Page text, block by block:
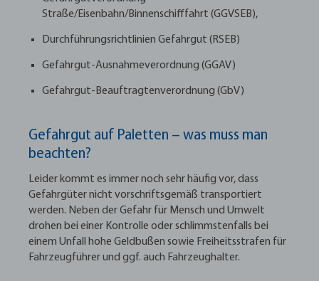
Straße/Eisenbahn/Binnenschifffahrt (GGVSEB),
Durchführungsrichtlinien Gefahrgut (RSEB)
Gefahrgut-Ausnahmeverordnung (GGAV)
Gefahrgut-Beauftragtenverordnung (GbV)
Gefahrgut auf Paletten – was muss man
beachten?
Leider kommt es immer noch sehr häufig vor, dass
Gefahrgüter nicht vorschriftsgemäß transportiert
werden. Neben der Gefahr für Mensch und Umwelt
drohen bei einer Kontrolle oder schlimmstenfalls bei
einem Unfall hohe Geldbußen sowie Freiheitsstrafen für
Fahrzeugführer und ggf. auch Fahrzeughalter.